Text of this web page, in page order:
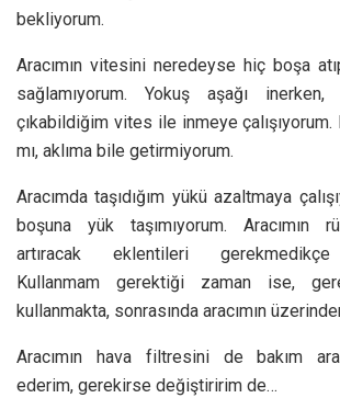
bekliyorum.
Aracımın vitesini neredeyse hiç boşa
sağlamıyorum. Yokuş aşağı
çıkabildiğim vites ile inmeye çalışıyorum.
mı, aklıma bile getirmiyorum.
Aracımda taşıdığım yükü azaltmaya
boşuna yük taşımıyorum. Aracımın
artıracak eklentileri gerekmedikçe
Kullanmam gerektiği zaman ise,
kullanmakta, sonrasında aracımın
Aracımın hava filtresini de bakım
ederim, gerekirse değiştiririm de…